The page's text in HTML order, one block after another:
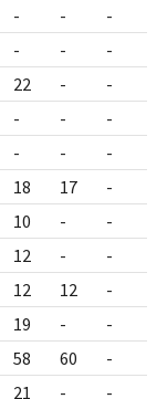
- - -
- - -
22 - -
- - -
- - -
18 17 -
10 - -
12 - -
12 12 -
19 - -
58 60 -
21 - -